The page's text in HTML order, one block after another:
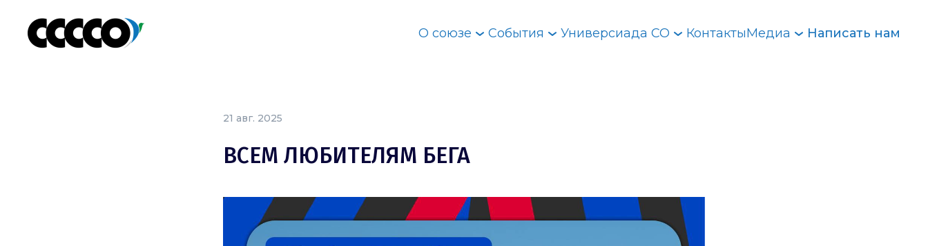
О союзе События Универсиада СО КонтактыМедиа Написать нам
21 авг. 2025
ВСЕМ ЛЮБИТЕЛЯМ БЕГА